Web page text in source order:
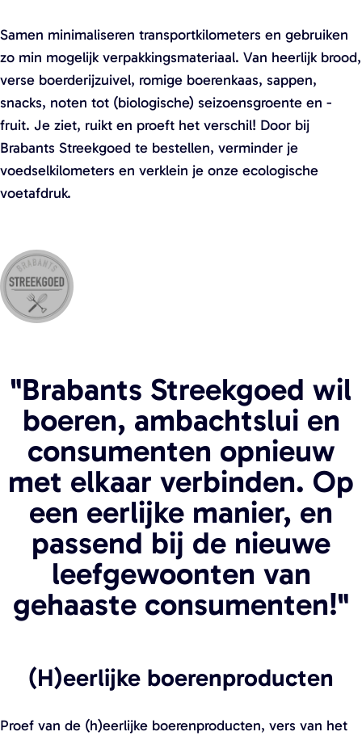
Samen minimaliseren transportkilometers en gebruiken
zo min mogelijk verpakkingsmateriaal. Van heerlijk brood,
verse boerderijzuivel, romige boerenkaas, sappen,
snacks, noten tot (biologische) seizoensgroente en -
fruit. Je ziet, ruikt en proeft het verschil! Door bij
Brabants Streekgoed te bestellen, verminder je
voedselkilometers en verklein je onze ecologische
voetafdruk.
"Brabants Streekgoed wil
boeren, ambachtslui en
consumenten opnieuw
met elkaar verbinden. Op
een eerlijke manier, en
passend bij de nieuwe
leefgewoonten van
gehaaste consumenten!"
(H)eerlijke boerenproducten
Proef van de (h)eerlijke boerenproducten, vers van het